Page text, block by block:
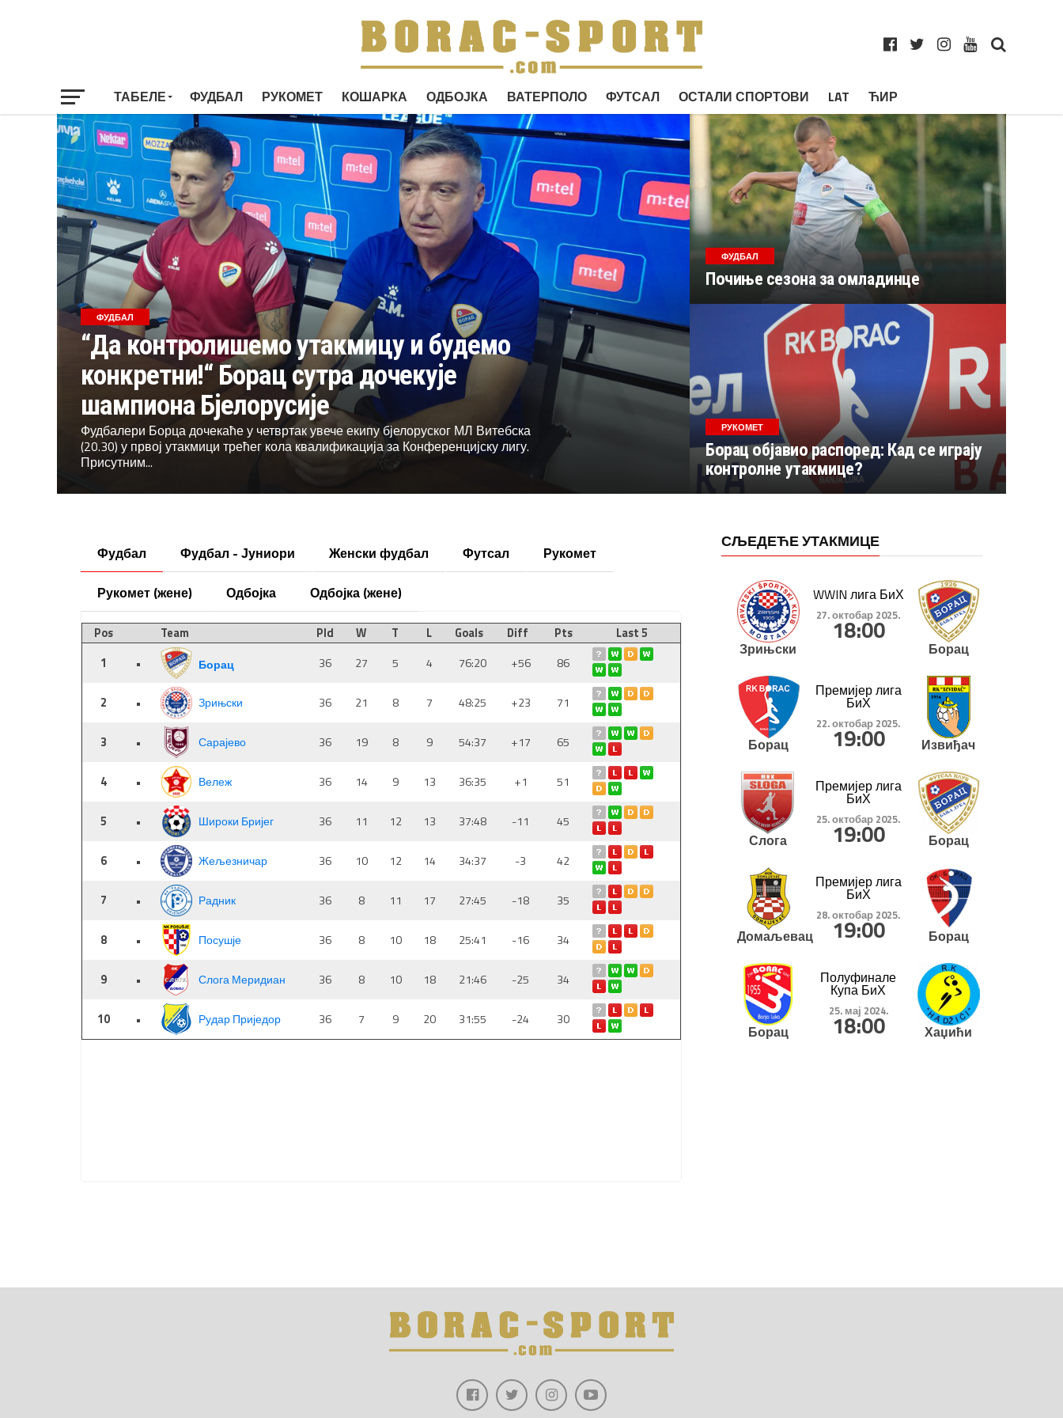
ТАБЕЛЕ ФУДБАЛ РУКОМЕТ КОШАРКА ОДБОЈКА ВАТЕРПОЛО ФУТСАЛ ОСТАЛИ СПОРТОВИ LAT ЋИР
ФУДБАЛ
“Да контролишемо утакмицу и будемо
конкретни!“ Борац сутра дочекује
шампиона Бјелорусије
Фудбалери Борца дочекаће у четвртак увече екипу бјелоруског МЛ Витебска
(20.30) у првој утакмици трећег кола квалификација за Конференцијску лигу.
Присутним...
ФУДБАЛ
Почиње сезона за омладинце
РУКОМЕТ
Борац објавио распоред: Кад се играју
контролне утакмице?
Фудбал Фудбал - Јуниори Женски фудбал Футсал Рукомет
Рукомет (жене) Одбојка Одбојка (жене)
СЉЕДЕЋЕ УТАКМИЦЕ
Зрињски
WWIN лига БиХ
27. октобар 2025.
18:00
Борац
Борац
Премијер лига
БиХ
22. октобар 2025.
19:00 Извиђач
Слога
Премијер лига
БиХ
25. октобар 2025.
19:00 Борац
Домаљевац
Премијер лига
БиХ
28. октобар 2025.
19:00 Борац
Борац
Полуфинале
Купа БиХ
25. мај 2024.
18:00 Хаџићи